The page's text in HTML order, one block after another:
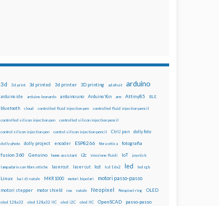
3d 3d print 3d printed 3d printer 3D printing adafruit arduino
arduino ide arduino leonardo arduino uno Arduino Yún arm Attiny85 BLE
bluetooth cloud controlled fluid injection pen controlled fluid injection pencil
controlled silicon injection pen controlled silicon injection pencil
control silicon injection pen control silicon injection pencil CtrlJ pen dolly foto
dolly photo dolly project encoder ESP8266 fibra ottica fotografia
fusion 360 Genuino home assistant i2c iniezione fluidi IoT joystick
lampadario con fibre ottiche lasercut laser cut lcd lcd 16x2 led led rgb
Linux luci di natale MKR1000 motori bipolari motori passo-passo
motori stepper motor shield nas natale Neopixel Neopixel ring OLED
oled 128x32 oled 128x32 IIC oled i2C oled IIC OpenSCAD passo-passo